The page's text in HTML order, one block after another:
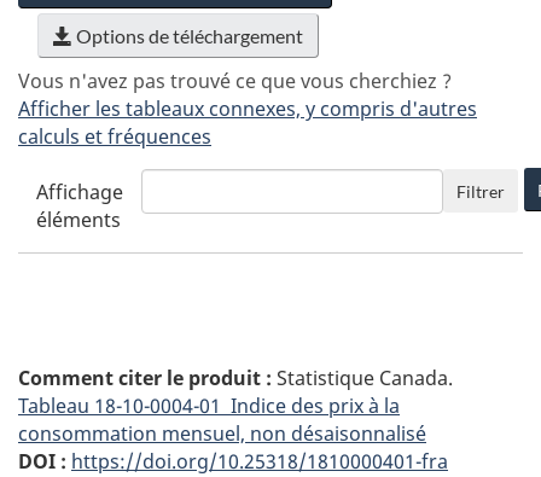
Options de téléchargement
Vous n'avez pas trouvé ce que vous cherchiez ?
Afficher les tableaux connexes, y compris d'autres
calculs et fréquences
Affichage
éléments
Filtrer
Comment citer le produit : Statistique Canada.
Tableau 18-10-0004-01 Indice des prix à la
consommation mensuel, non désaisonnalisé
DOI : https://doi.org/10.25318/1810000401-fra